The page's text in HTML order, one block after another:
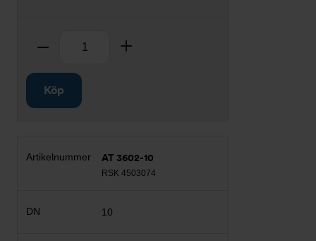
Ta bort
Köp
AT 3602-10
RSK 4503074
10